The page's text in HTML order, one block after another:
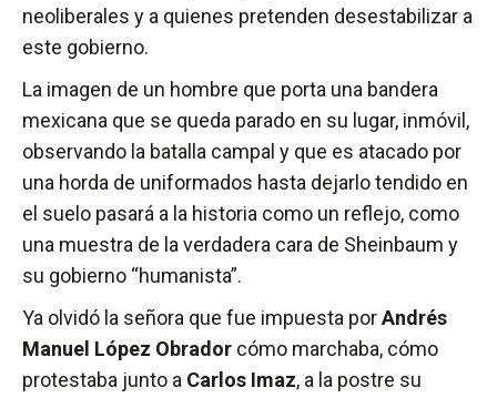
neoliberales y a quienes pretenden desestabilizar a
este gobierno.
La imagen de un hombre que porta una bandera
mexicana que se queda parado en su lugar, inmóvil,
observando la batalla campal y que es atacado por
una horda de uniformados hasta dejarlo tendido en
el suelo pasará a la historia como un reflejo, como
una muestra de la verdadera cara de Sheinbaum y
su gobierno “humanista”.
Ya olvidó la señora que fue impuesta porAndrés
Manuel López Obrador cómo marchaba, cómo
protestaba junto a Carlos Imaz, a la postre su